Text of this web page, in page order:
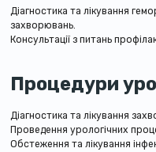
Діагностика та лікування
захворювань.
Консультації з питань
Процедури
Діагностика та лікування
Проведення урологічних
Обстеження та лікування